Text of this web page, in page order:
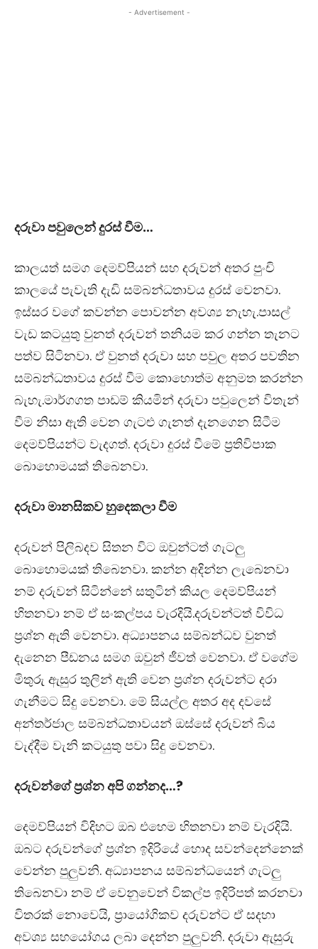
- Advertisement -
දරුවා පවුලෙන් දුරස් වීම…
කාලයත් සමග දෙමව්පියන් සහ දරුවන් අතර පුංචි
කාලයේ පැවැති දැඩි සම්බන්ධතාවය දුරස් වෙනවා.
ඉස්සර වගේ කවන්න පොවන්න අවශ්‍ය නැහැ.පාසල්
වැඩ කටයුතු වුනත් දරුවන් තනියම කර ගන්න තැනට
පත්ව සිටිනවා. ඒ වුනත් දරුවා සහ පවුල අතර පවතින
සම්බන්ධතාවය දුරස් වීම කොහොත්ම අනුමත කරන්න
බැහැ.මාර්ගගත පාඩම් කියමින් දරුවා පවුලෙන් විතැන්
වීම නිසා ඇති වෙන ගැටළු ගැනත් දැනගෙන සිටීම
දෙමව්පියන්ට වැදගත්. දරුවා දුරස් වීමේ ප්‍රතිවිපාක
බොහොමයක් තිබෙනවා.
දරුවා මානසිකව හුදෙකලා වීම
දරුවන් පිලිබදව සිතන විට ඔවුන්ටත් ගැටලු
බොහොමයක් තිබෙනවා. කන්න අදින්න ලැබෙනවා
නම් දරුවන් සිටින්නේ සතුටින් කියල දෙමව්පියන්
හිතනවා නම් ඒ සංකල්පය වැරදියි.දරුවන්ටත් විවිධ
ප්‍රශ්න ඇති වෙනවා. අධ්‍යාපනය සම්බන්ධව වුනත්
දැනෙන පීඩනය සමග ඔවුන් ජීවත් වෙනවා. ඒ වගේම
මිතුරු ඇසුර තුලින් ඇති වෙන ප්‍රශ්න දරුවන්ට දරා
ගැනීමට සිදු වෙනවා. මේ සියල්ල අතර අද දවසේ
අන්තර්ජාල සම්බන්ධතාවයන් ඔස්සේ දරුවන් බිය
වැද්දීම වැනි කටයුතු පවා සිදු වෙනවා.
දරුවන්ගේ ප්‍රශ්න අපි ගන්නද…?
දෙමව්පියන් විදිහට ඔබ එහෙම හිතනවා නම් වැරදියි.
ඔබට දරුවන්ගේ ප්‍රශ්න ඉදිරියේ හොද සවන්දෙන්නෙක්
වෙන්න පුලුවනි. අධ්‍යාපනය සම්බන්ධයෙන් ගැටලු
තිබෙනවා නම් ඒ වෙනුවෙන් විකල්ප ඉදිරිපත් කරනවා
විතරක් නොවෙයි, ප්‍රායෝගිකව දරුවන්ට ඒ සදහා
අවශ්‍ය සහයෝගය ලබා දෙන්න පුලුවනි. දරුවා ඇසුරු